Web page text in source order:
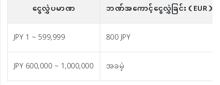
ငွေလွှဲပမာဏ ဘဏ်အကောင့်ငွေလွှဲခြင်း（EUR）
JPY 1 ~ 599,999
800 JPY
JPY 600,000 ~ 1,000,000
အခမဲ့